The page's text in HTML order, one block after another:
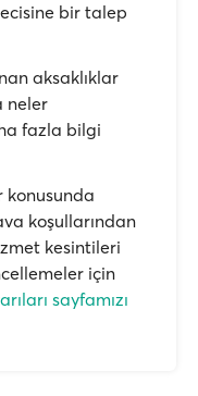
bir talep
aksaklıklar
neler
fazla bilgi
konusunda
koşullarından
kesintileri
için
sayfamızı